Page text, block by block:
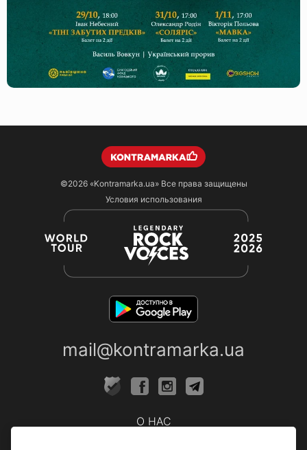
©2026 «Kontramarka.ua»Все права защищены
Условия использования
mail@kontramarka.ua
О НАС